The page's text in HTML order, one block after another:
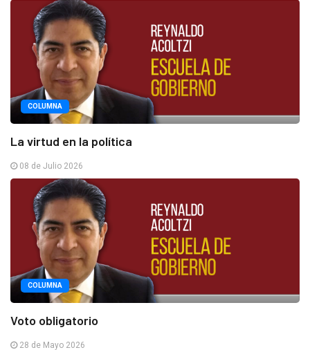
COLUMNA
La virtud en la política
08 de Julio 2026
COLUMNA
Voto obligatorio
28 de Mayo 2026